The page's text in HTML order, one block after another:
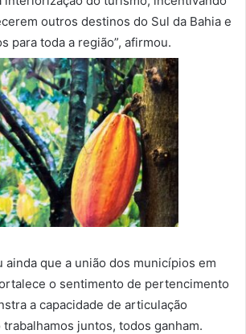
outros destinos do Sul da Bahia e
para toda a região”, afirmou.
ainda que a união dos municípios em
o sentimento de pertencimento
a capacidade de articulação
trabalhamos juntos, todos ganham.